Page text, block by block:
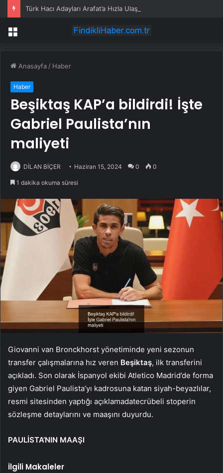
Türk Hacı Adayları Arafat’a Hızla Ulaştı
Menü
Anasayfa / Haber
Haber
Beşiktaş KAP’a bildirdi! İşte
Gabriel Paulista’nın
maliyeti
DİLAN BİÇER Haziran 15, 2024 0 0
1 dakika okuma süresi
Giovanni van Bronckhorst yönetiminde yeni sezonun
transfer çalışmalarına hız veren Beşiktaş, ilk transferini
açıkladı. Son olarak İspanyol ekibi Atletico Madrid’de forma
giyen Gabriel Paulista’yı kadrosuna katan siyah-beyazlılar,
resmi sitesinden yaptığı açıklamadatecrübeli stoperin
sözleşme detaylarını ve maaşını duyurdu.
PAULİSTA’NIN MAAŞI
İlgili Makaleler